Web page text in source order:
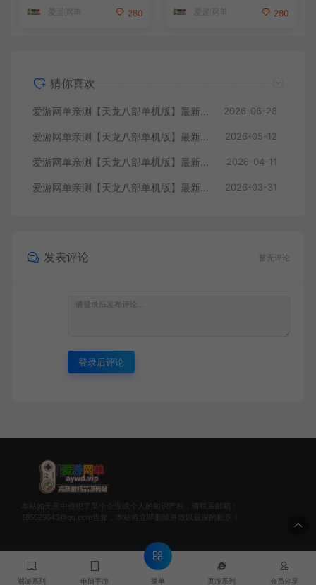
频安装教学
爱游网单 280 爱游网单 280
猜你喜欢
爱游网单亲测【天龙八部单机版】最新整理怀旧64位源端洛洛1.9 带GM工具 视频安装教学 虚拟机一键端 2026-06-28
爱游网单亲测【天龙八部单机版】最新整理全民争霸微变完整单机端 带GM 配套道具代码 解锁充值奖励 视频安装教学 虚拟机一键端 2026-05-12
爱游网单亲测【天龙八部单机版】最新整理会员分享遗忘之地微改仿官复古版 无字谱 便捷传送 快捷内辅 配套GM工具 自由视角 虚拟机一键端 视频安装教学 2026-04-11
爱游网单亲测【天龙八部单机版】最新整理回味09年寻仙轮回情怀转生超变端带装备回收体系 GM后台 虚拟机一键端 视频安装教学 2026-03-31
发表评论 暂无评论
登录后评论
本站如无意中侵犯了某个企业或个人的知识产权，请联系邮箱：
185529643@qq.com告知，本站将立即删除并致以最深的歉意！
© 2020 爱游网单 - AYWD.VIP & WANGDAN Theme. All rights
reserved
端游系列 电脑手游 菜单 页游系列 会员分享